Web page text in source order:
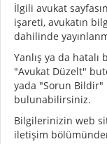
İlgili avukat
işareti, avukatın
dahilinde
Yanlış ya da
"Avukat Düzelt"
yada "Sorun
bulunabilirsiniz.
Bilgilerinizin web
iletişim